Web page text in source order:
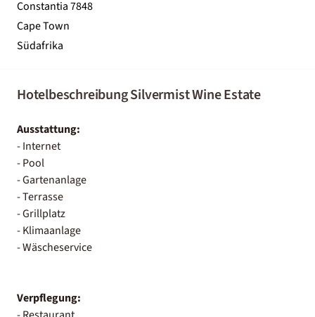
Constantia 7848
Cape Town
Südafrika
Hotelbeschreibung Silvermist Wine Estate
Ausstattung:
- Internet
- Pool
- Gartenanlage
- Terrasse
- Grillplatz
- Klimaanlage
- Wäscheservice
Verpflegung: